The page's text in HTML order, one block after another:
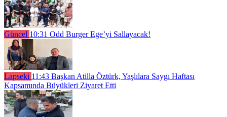
Güncel 10:31 Odd Burger Ege’yi Sallayacak!
Lapseki 11:43 Başkan Atilla Öztürk, Yaşlılara Saygı Haftası
Kapsamında Büyükleri Ziyaret Etti